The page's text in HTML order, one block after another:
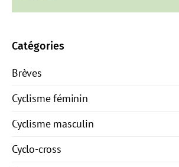
Catégories
Brèves
Cyclisme féminin
Cyclisme masculin
Cyclo-cross